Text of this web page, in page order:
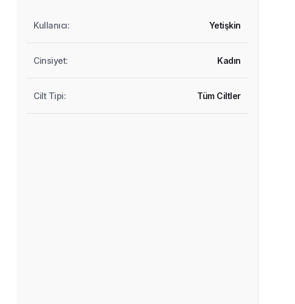
Kullanıcı: Yetişkin
Cinsiyet: Kadın
Cilt Tipi: Tüm Ciltler